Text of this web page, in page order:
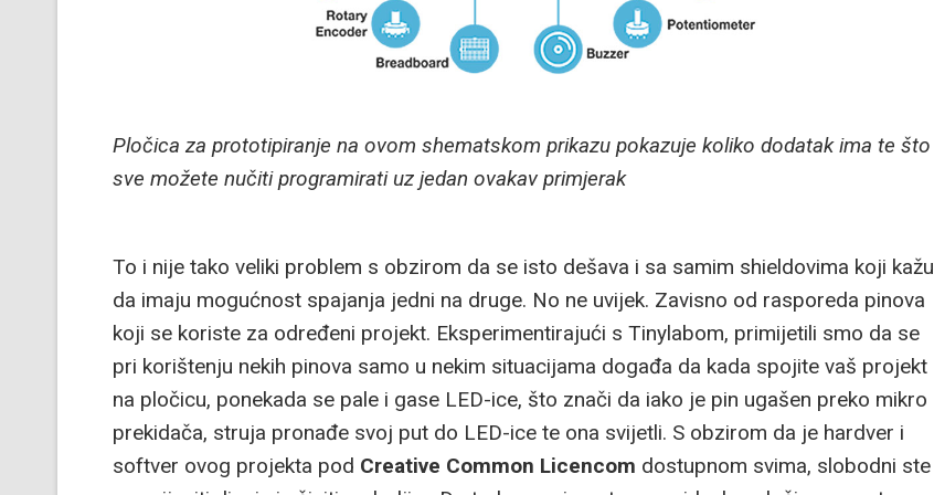
Pločica za prototipiranje na ovom shematskom prikazu pokazuje koliko dodatak ima te što
sve možete nučiti programirati uz jedan ovakav primjerak
To i nije tako veliki problem s obzirom da se isto dešava i sa samim shieldovima koji kažu
da imaju mogućnost spajanja jedni na druge. No ne uvijek. Zavisno od rasporeda pinova
koji se koriste za određeni projekt. Eksperimentirajući s Tinylabom, primijetili smo da se
pri korištenju nekih pinova samo u nekim situacijama događa da kada spojite vaš projekt
na pločicu, ponekada se pale i gase LED-ice, što znači da iako je pin ugašen preko mikro
prekidača, struja pronađe svoj put do LED-ice te ona svijetli. S obzirom da je hardver i
softver ovog projekta pod Creative Common Licencom dostupnom svima, slobodni ste